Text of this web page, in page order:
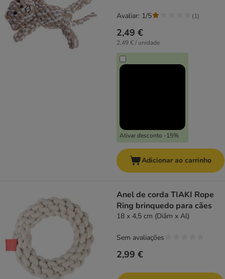
2,49 €
2,49 € / unidade
Ativar desconto -15%
Avaliar: 1/5 (1)
Adicionar ao carrinho
Anel de corda TIAKI Rope
Ring brinquedo para cães
18 x 4,5 cm (Diâm x Al)
2,99 €
Sem avaliações